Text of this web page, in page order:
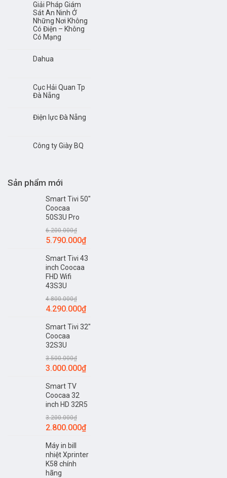
Giải Pháp Giám
Sát An Ninh Ở
Những Nơi Không
Có Điện – Không
Có Mạng
Dahua
Cục Hải Quan Tp
Đà Nẵng
Điện lực Đà Nẵng
Công ty Giày BQ
Sản phẩm mới
Smart Tivi 50"
Coocaa
50S3U Pro
6.200.000₫
5.790.000₫
Smart Tivi 43
inch Coocaa
FHD Wifi
43S3U
4.800.000₫
4.290.000₫
Smart Tivi 32"
Coocaa
32S3U
3.500.000₫
3.000.000₫
Smart TV
Coocaa 32
inch HD 32R5
3.200.000₫
2.800.000₫
Máy in bill
nhiệt Xprinter
K58 chính
hãng